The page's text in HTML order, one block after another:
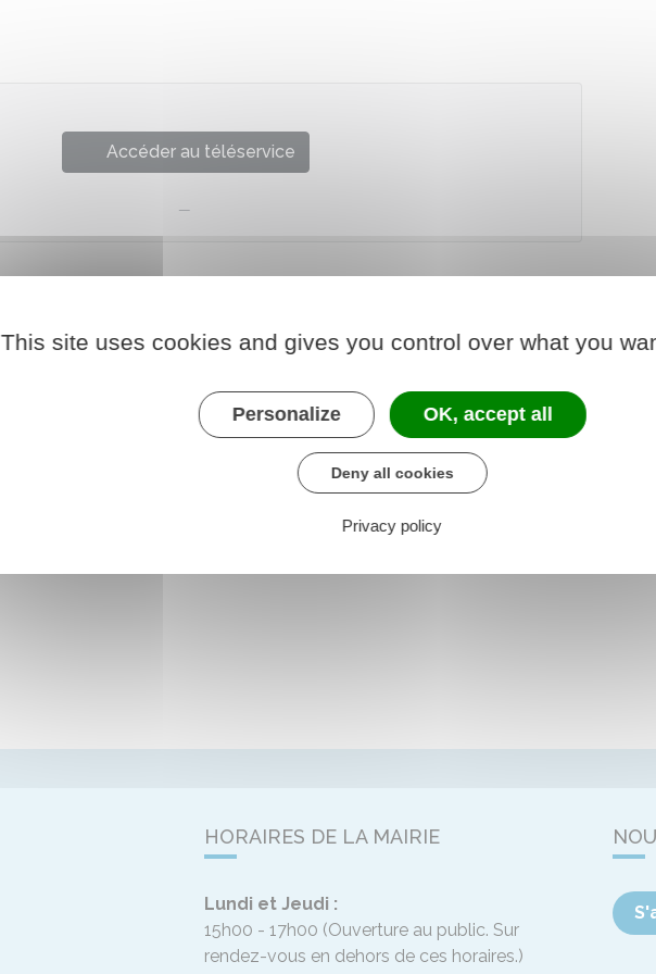
Accéder au téléservice
HORAIRES DE LA MAIRIE
Lundi et Jeudi :
15h00 - 17h00 (Ouverture au public. Sur
rendez-vous en dehors de ces horaires.)
This site uses cookies and gives you control over what you
Personalize OK, accept all
Deny all cookies
Privacy policy